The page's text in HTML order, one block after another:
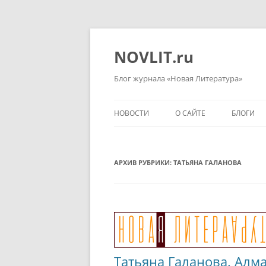
Перейти
NOVLIT.ru
Блог журнала «Новая Литература»
НОВОСТИ О САЙТЕ БЛОГИ
АРХИВ РУБРИКИ: ТАТЬЯНА ГАЛАНОВА
Татьяна Галанова.